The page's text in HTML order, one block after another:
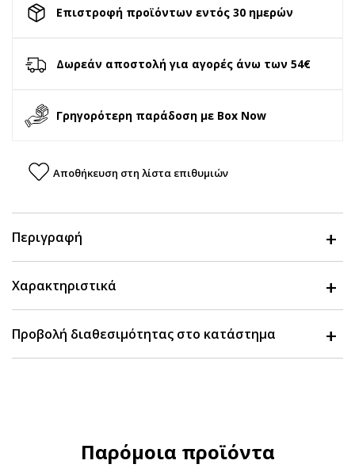
Επιστροφή προϊόντων εντός 30 ημερών
Δωρεάν αποστολή για αγορές άνω των 54€
Γρηγορότερη παράδοση με Box Now
Αποθήκευση στη λίστα επιθυμιών
Περιγραφή
Χαρακτηριστικά
Προβολή διαθεσιμότητας στο κατάστημα
Παρόμοια προϊόντα